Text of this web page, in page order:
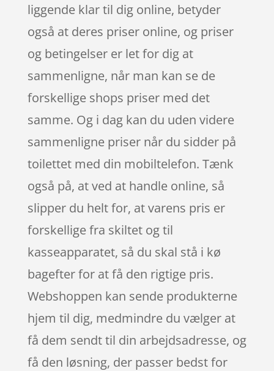
liggende klar til dig online, betyder
også at deres priser online, og priser
og betingelser er let for dig at
sammenligne, når man kan se de
forskellige shops priser med det
samme. Og i dag kan du uden videre
sammenligne priser når du sidder på
toilettet med din mobiltelefon. Tænk
også på, at ved at handle online, så
slipper du helt for, at varens pris er
forskellige fra skiltet og til
kasseapparatet, så du skal stå i kø
bagefter for at få den rigtige pris.
Webshoppen kan sende produkterne
hjem til dig, medmindre du vælger at
få dem sendt til din arbejdsadresse, og
få den løsning, der passer bedst for